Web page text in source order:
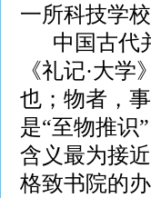
一所科技学校
中国古代并
《礼记·大
也；物者，
是“至物推识
含义最为接
格致书院的